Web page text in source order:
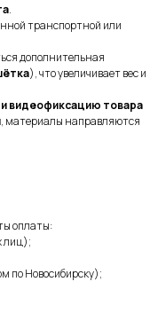
.
транспортной или
дополнительная
), что увеличивает вес и
видеофиксацию товара
, материалы направляются
оплаты:
лиц);
по Новосибирску);